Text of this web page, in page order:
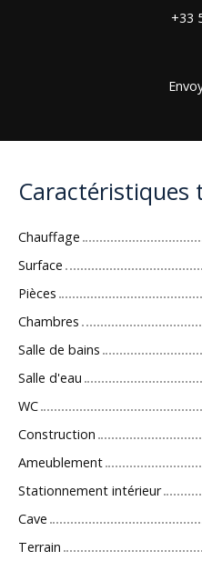
+33
Caractéristiques
Chauffage
Surface
Pièces
Chambres
Salle de bains
Salle d'eau
WC
Construction
Ameublement
Stationnement intérieur
Cave
Terrain